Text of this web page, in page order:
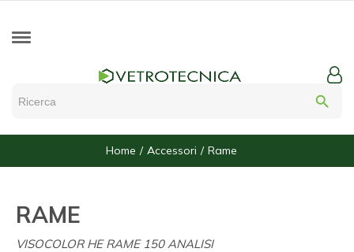
search
Home Accessori Rame
RAME
VISOCOLOR HE RAME 150 ANALISI